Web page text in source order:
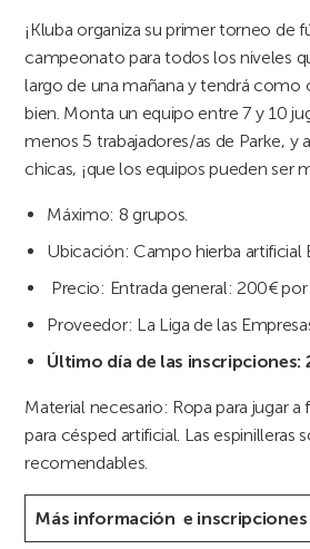
¡Kluba organiza su primer torneo de
campeonato para todos los niveles
largo de una mañana y tendrá como
bien. Monta un equipo entre 7 y 10
menos 5 trabajadores/as de Parke, y
chicas, ¡que los equipos pueden ser
Máximo: 8 grupos.
Ubicación: Campo hierba artificial
Precio: Entrada general: 200€ por
Proveedor: La Liga de las
Último día de las inscripciones:
Material necesario: Ropa para jugar
para césped artificial. Las espinilleras
recomendables.
Más información e inscripciones